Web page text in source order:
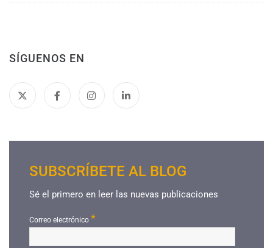
SÍGUENOS EN
SUBSCRÍBETE AL BLOG
Sé el primero en leer las nuevas publicaciones
Correo electrónico *